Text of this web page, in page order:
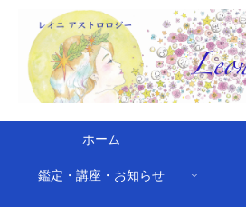
ホーム
鑑定・講座・お知らせ